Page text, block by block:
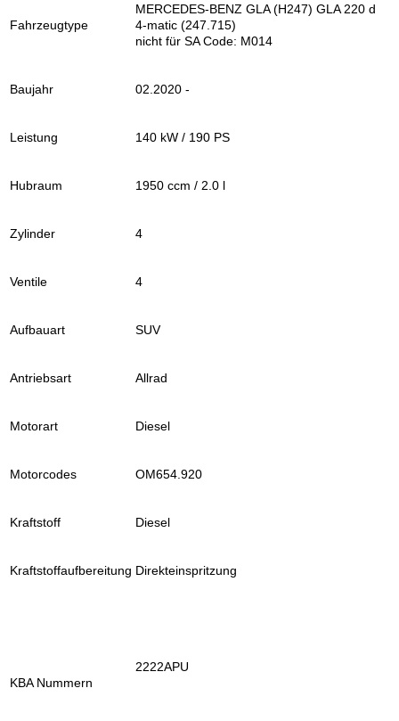
Fahrzeugtype
MERCEDES-BENZ GLA (H247) GLA 220 d
4-matic (247.715)
nicht für SA Code: M014
Baujahr 02.2020 -
Leistung 140 kW / 190 PS
Hubraum 1950 ccm / 2.0 l
Zylinder 4
Ventile 4
Aufbauart SUV
Antriebsart Allrad
Motorart Diesel
Motorcodes OM654.920
Kraftstoff Diesel
Kraftstoffaufbereitung Direkteinspritzung
KBA Nummern
2222APU